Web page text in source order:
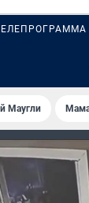
Маугли